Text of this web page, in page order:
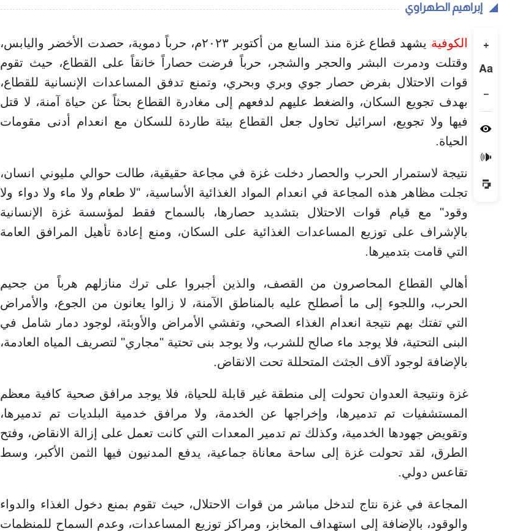
إبراهيم الطهراوي
+
Aa
−
🔊
الكوفية
يشهد قطاع غزة منذ السابع من أكتوبر ٢٠٢٣م، حرباً دموية، حصدت الأخضر واليابس،
وقتلت ودمرت البشر والحجر والشجر، حرباً فرضت حصاراً خانقاً على القطاع، حيث تقوم
قوات الاحتلال بفرض حصار جوي وبري وبحري، وتمنع تدفق المساعدات الإنسانية للقطاع،
بهدف تجويع السكان، والضغط عليهم لدفعهم إلى مغادرة القطاع بحثاً عن حياة آمنة، لا قتل
فيها ولا تجويع، اسرائيل تحاول جعل القطاع بيئة طاردة للسكان مع انعدام أدنى مقومات
الحياة.
نتيجة لاستمرار الحرب والحصار دخلت غزة في مجاعة حقيقية، طالت حوالي مليوني انسان،
تجلت مظاهر هذه المجاعة في انعدام المواد الغذائية الأساسية، "لا طعام ولا ماء ولا دواء ولا
وقود" مع قيام قوات الاحتلال بتشديد حصارها، بالسماح فقط لمؤسسة غزة الإنسانية
بالإشراف على توزيع المساعدات الغذائية على السكان، ومنع إعادة تأهيل المرافق العامة
التي قامت بتدميرها.
أهالي القطاع المحاصرون من القصف، والذين أجبروا على ترك منازلهم هرباً من جحيم
الحرب، واللجوء إلى ما أصطلح عليه بالمناطق الآمنة، لا زالوا يعانون من الجوع، والأمراض
التي تفتك بهم نتيجة انعدام الغذاء الصحي، وتفشي الأمراض والأوبئة، لوجود دمار شامل في
البنى التحتية، فلا يوجد ماء صالح للشرب، ولا يوجد بنى تحتية "مجاري" لتصريف المياه العادمة،
بالإضافة لوجود آلاف الجثث المتحللة تحت الانقاض.
غزة ونتيجة العدوان تحولت إلى منطقة غير قابلة للحياة، فلا يوجد مرافق صحية كافية معظم
المستشفيات تم تدميرها، وإخراجها عن الخدمة، ولا مرافق خدمية البلديات تم تدميرها،
وتقويض جهودها الخدمية، وكذلك تم تدمير المعدات التي كانت تعمل على إزالة الانقاض، وفتح
الطرق، لقد تحولت غزة إلى ساحة معاناة جماعية، يدفع المدنيون فيها الثمن الأكبر، وسط
تقاعس دولي.
المجاعة في غزة نتاج لتدخل مباشر من قوات الاحتلال، حيث تقوم بمنع دخول الغذاء والدواء
والوقود، بالإضافة إلى استهداف المخابز، ومراكز توزيع المساعدات، وعدم السماح للمنظمات